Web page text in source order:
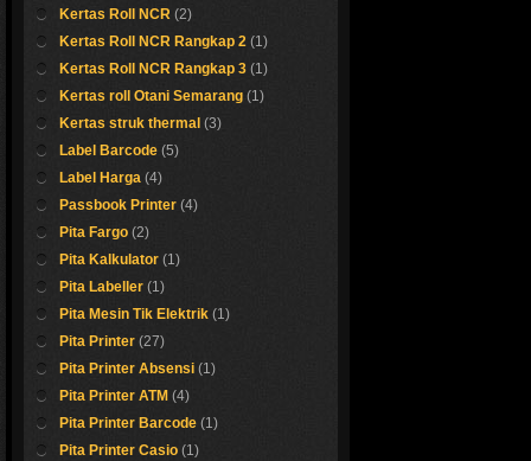
Kertas Roll NCR (2)
Kertas Roll NCR Rangkap 2 (1)
Kertas Roll NCR Rangkap 3 (1)
Kertas roll Otani Semarang (1)
Kertas struk thermal (3)
Label Barcode (5)
Label Harga (4)
Passbook Printer (4)
Pita Fargo (2)
Pita Kalkulator (1)
Pita Labeller (1)
Pita Mesin Tik Elektrik (1)
Pita Printer (27)
Pita Printer Absensi (1)
Pita Printer ATM (4)
Pita Printer Barcode (1)
Pita Printer Casio (1)